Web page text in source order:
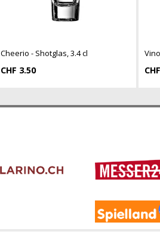
Cheerio - Shotglas, 3.4 cl
CHF 3.50